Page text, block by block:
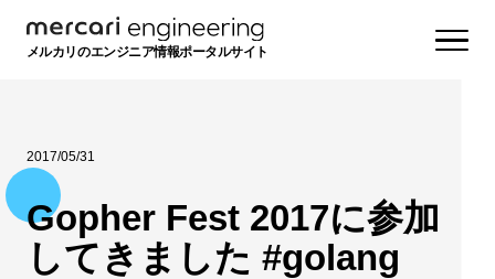
メルカリのエンジニア情報ポータルサイト
2017/05/31
Gopher Fest 2017に参加
してきました #golang